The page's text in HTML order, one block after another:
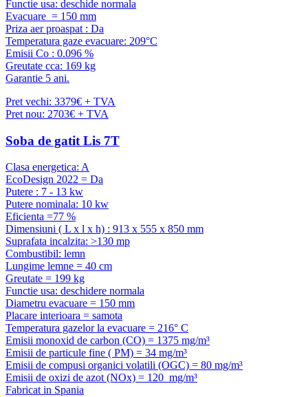
Functie usa: deschide normala
Evacuare = 150 mm
Priza aer proaspat : Da
Temperatura gaze evacuare: 209°C
Emisii Co : 0.096 %
Greutate cca: 169 kg
Garantie 5 ani.
Pret vechi: 3379€ + TVA
Pret nou: 2703€ + TVA
Soba de gatit Lis 7T
Clasa energetica: A
EcoDesign 2022 = Da
Putere : 7 - 13 kw
Putere nominala: 10 kw
Eficienta =77 %
Dimensiuni ( L x l x h) : 913 x 555 x 850 mm
Suprafata incalzita: >130 mp
Combustibil: lemn
Lungime lemne = 40 cm
Greutate = 199 kg
Functie usa: deschidere normala
Diametru evacuare = 150 mm
Placare interioara = samota
Temperatura gazelor la evacuare = 216° C
Emisii monoxid de carbon (CO) = 1375 mg/m³
Emisii de particule fine ( PM) = 34 mg/m³
Emisii de compusi organici volatili (OGC) = 80 mg/m³
Emisii de oxizi de azot (NOx) = 120 mg/m³
Fabricat in Spania